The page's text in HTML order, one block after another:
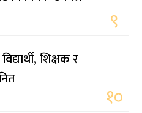
९
शिक्षक र
१०